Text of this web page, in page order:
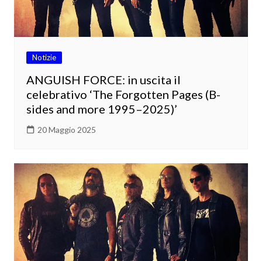
Notizie
ANGUISH FORCE: in uscita il
celebrativo ‘The Forgotten Pages (B-
sides and more 1995–2025)’
20 Maggio 2025